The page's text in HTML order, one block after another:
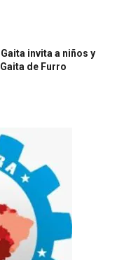
invita a niños y
de Furro